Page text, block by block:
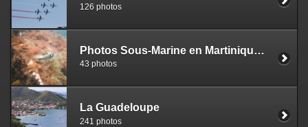
126 photos
Photos Sous-Marine en Martinique et Guadeloupe
43 photos
La Guadeloupe
241 photos